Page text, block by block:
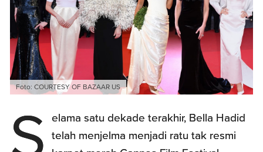
Foto: COURTESY OF BAZAAR US
elama satu dekade terakhir, Bella Hadid
telah menjelma menjadi ratu tak resmi